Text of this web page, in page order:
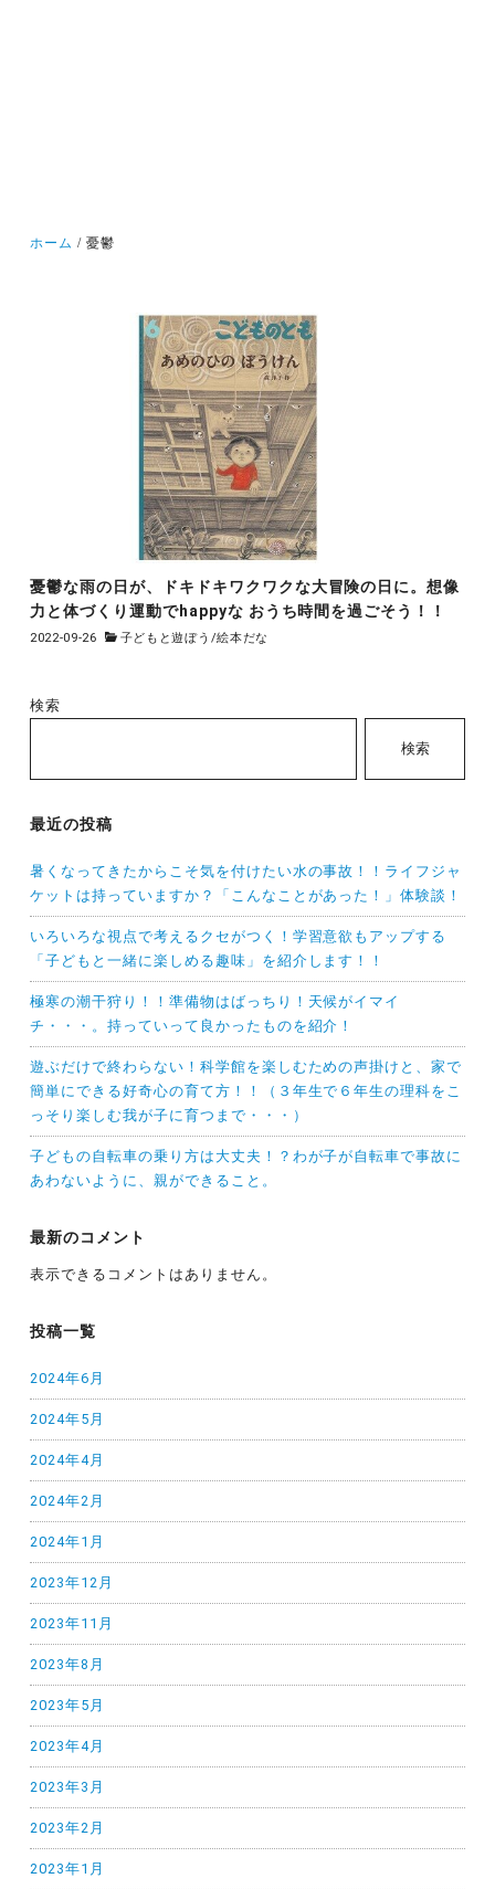
ホーム 憂鬱
憂鬱な雨の日が、ドキドキワクワクな大冒険の日に。想像
力と体づくり運動でhappyな おうち時間を過ごそう！！
2022-09-26 子どもと遊ぼう /絵本だな
検索
検索
最近の投稿
暑くなってきたからこそ気を付けたい水の事故！！ライフジャ
ケットは持っていますか？「こんなことがあった！」体験談！
いろいろな視点で考えるクセがつく！学習意欲もアップする
「子どもと一緒に楽しめる趣味」を紹介します！！
極寒の潮干狩り！！準備物はばっちり！天候がイマイ
チ・・・。持っていって良かったものを紹介！
遊ぶだけで終わらない！科学館を楽しむための声掛けと、家で
簡単にできる好奇心の育て方！！（３年生で６年生の理科をこ
っそり楽しむ我が子に育つまで・・・）
子どもの自転車の乗り方は大丈夫！？わが子が自転車で事故に
あわないように、親ができること。
最新のコメント
表示できるコメントはありません。
投稿一覧
2024年6月
2024年5月
2024年4月
2024年2月
2024年1月
2023年12月
2023年11月
2023年8月
2023年5月
2023年4月
2023年3月
2023年2月
2023年1月